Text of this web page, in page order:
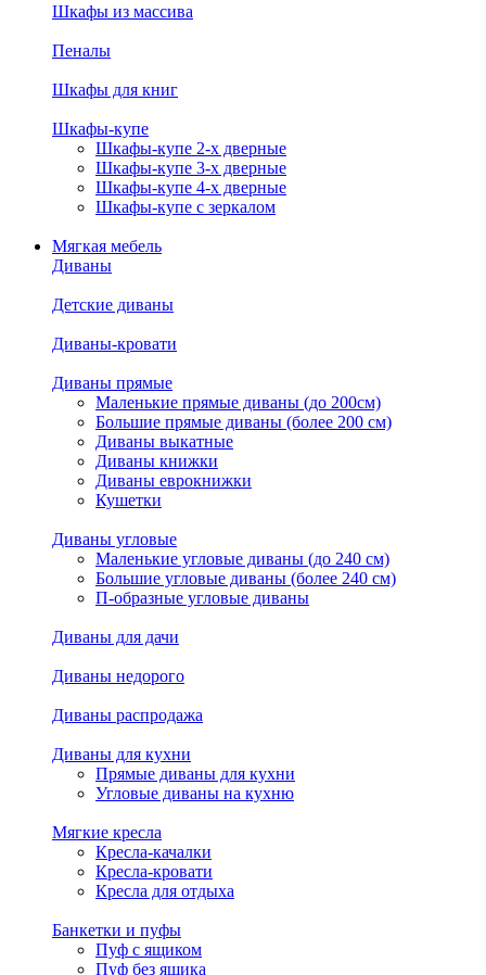
Шкафы из массива
Пеналы
Шкафы для книг
Шкафы-купе
Шкафы-купе 2-х дверные
Шкафы-купе 3-х дверные
Шкафы-купе 4-х дверные
Шкафы-купе с зеркалом
Мягкая мебель
Диваны
Детские диваны
Диваны-кровати
Диваны прямые
Маленькие прямые диваны (до 200см)
Большие прямые диваны (более 200 см)
Диваны выкатные
Диваны книжки
Диваны еврокнижки
Кушетки
Диваны угловые
Маленькие угловые диваны (до 240 см)
Большие угловые диваны (более 240 см)
П-образные угловые диваны
Диваны для дачи
Диваны недорого
Диваны распродажа
Диваны для кухни
Прямые диваны для кухни
Угловые диваны на кухню
Мягкие кресла
Кресла-качалки
Кресла-кровати
Кресла для отдыха
Банкетки и пуфы
Пуф с ящиком
Пуф без ящика